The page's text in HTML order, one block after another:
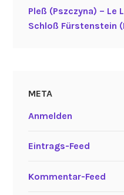
Pleß (Pszczyna) – Le
Schloß Fürstenstein
META
Anmelden
Eintrags-Feed
Kommentar-Feed